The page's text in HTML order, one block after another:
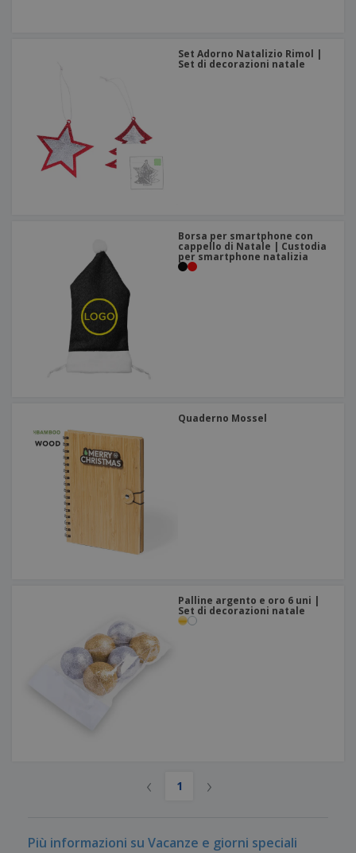
Set Adorno Natalizio Rimol |
Set di decorazioni natale
Borsa per smartphone con
cappello di Natale | Custodia
per smartphone natalizia
Quaderno Mossel
Palline argento e oro 6 uni |
Set di decorazioni natale
‹ 1 ›
Più informazioni su Vacanze e giorni speciali